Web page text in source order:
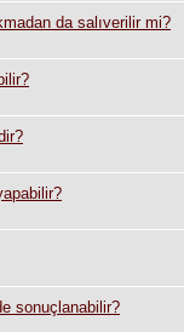
da salıverilir mi?
sonuçlanabilir?